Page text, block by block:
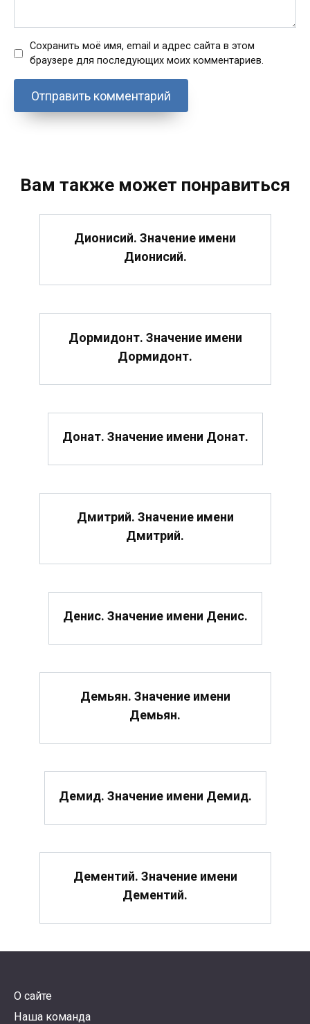
Сохранить моё имя, email и адрес сайта в этом
браузере для последующих моих комментариев.
Вам также может понравиться
Дионисий. Значение имени
Дионисий.
Дормидонт. Значение имени
Дормидонт.
Донат. Значение имени Донат.
Дмитрий. Значение имени
Дмитрий.
Денис. Значение имени Денис.
Демьян. Значение имени
Демьян.
Демид. Значение имени Демид.
Дементий. Значение имени
Дементий.
О сайте
Наша команда